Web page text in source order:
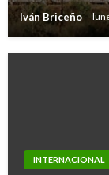
Iván Briceño
INTERNACIONAL